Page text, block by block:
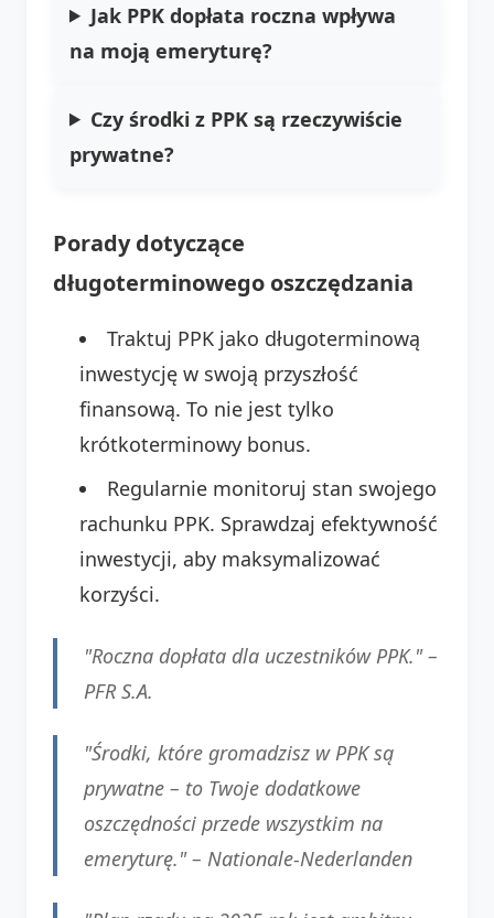
Jak PPK dopłata roczna wpływa
na moją emeryturę?
Czy środki z PPK są rzeczywiście
prywatne?
Porady dotyczące
długoterminowego oszczędzania
Traktuj PPK jako długoterminową
inwestycję w swoją przyszłość
finansową. To nie jest tylko
krótkoterminowy bonus.
Regularnie monitoruj stan swojego
rachunku PPK. Sprawdzaj efektywność
inwestycji, aby maksymalizować
korzyści.
"Roczna dopłata dla uczestników PPK." –
PFR S.A.
"Środki, które gromadzisz w PPK są
prywatne – to Twoje dodatkowe
oszczędności przede wszystkim na
emeryturę." – Nationale-Nederlanden